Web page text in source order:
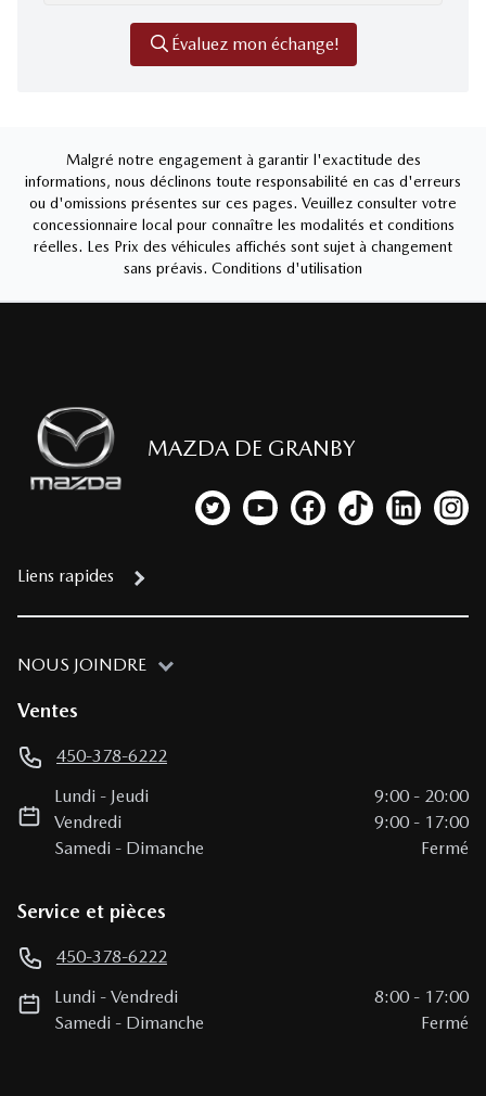
Évaluez mon échange!
Malgré notre engagement à garantir l'exactitude des
informations, nous déclinons toute responsabilité en cas d'erreurs
ou d'omissions présentes sur ces pages. Veuillez consulter votre
concessionnaire local pour connaître les modalités et conditions
réelles. Les Prix des véhicules affichés sont sujet à changement
sans préavis. Conditions d'utilisation
MAZDA DE GRANBY
Lien vers notre compte Twitter
Lien vers notre chaîne
Lien vers notre page
Lien vers notre
Lien vers
Lien
Liens rapides
NOUS JOINDRE
Ventes
450-378-6222
Lundi - Jeudi 9:00 - 20:00
Vendredi
9:00 - 17:00
Samedi - Dimanche Fermé
Service et pièces
450-378-6222
Lundi -Vendredi 8:00 - 17:00
Samedi - Dimanche Fermé